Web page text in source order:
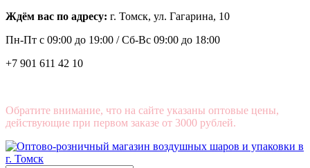
Ждём вас по адресу: г. Томск, ул. Гагарина, 10
Пн-Пт с 09:00 до 19:00 /Сб-Вс 09:00 до 18:00
+7 901 611 42 10
Обратите внимание, что на сайте указаны оптовые цены,
действующие при первом заказе от 3000 рублей.